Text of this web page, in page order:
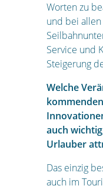
Worten zu
und bei
Service und
Steigerung
Welche
auch
Urlauber
Das einzig
auch im